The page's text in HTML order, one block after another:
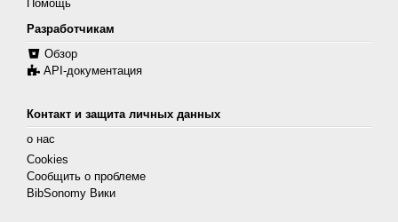
Помощь
Разработчикам
Обзор
API-документация
Контакт и защита личных данных
о нас
Cookies
Сообщить о проблеме
BibSonomy Вики